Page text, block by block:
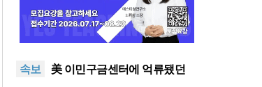
속보
인도 마하라슈트라주 개종 금
발
이드 대학 캠퍼스 영구 사용 승
美 이민구금센터에 억류됐던